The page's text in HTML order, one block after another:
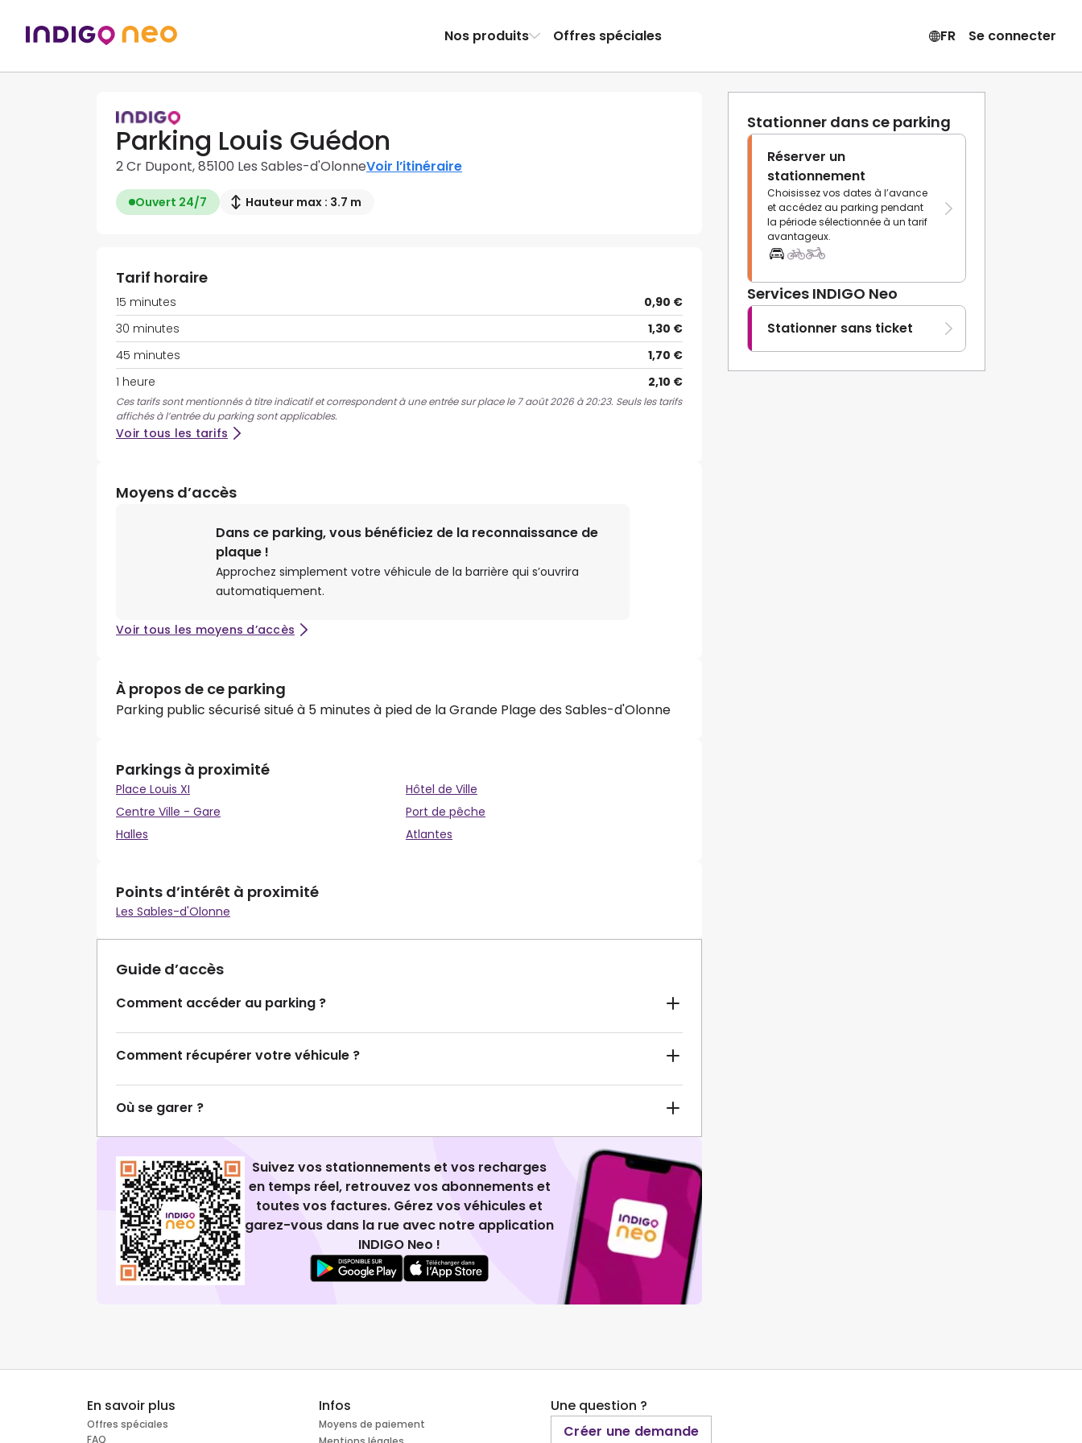
Nos produits Offres spéciales FR Se connecter
Parking Louis Guédon
2 Cr Dupont, 85100 Les Sables-d'OlonneVoir l’itinéraire
Ouvert 24/7 Hauteur max : 3.7 m
Stationner dans ce parking
Réserver un
stationnement
Choisissez vos dates à l’avance
et accédez au parking pendant
la période sélectionnée à un tarif
avantageux.
Services INDIGO Neo
Stationner sans ticket
Tarif horaire
15 minutes
0,90 €
30 minutes
1,30 €
45 minutes
1,70 €
1 heure
2,10 €
Ces tarifs sont mentionnés à titre indicatif et correspondent à une entrée sur place le 7 août 2026 à 20:23. Seuls les tarifs
affichés à l’entrée du parking sont applicables.
Voir tous les tarifs
Moyens d’accès
Dans ce parking, vous bénéficiez de la reconnaissance de
plaque !
Approchez simplement votre véhicule de la barrière qui s’ouvrira
automatiquement.
Voir tous les moyens d’accès
À propos de ce parking
Parking public sécurisé situé à 5 minutes à pied de la Grande Plage des Sables-d'Olonne
Parkings à proximité
Place Louis XI
Hôtel de Ville
Centre Ville - Gare
Port de pêche
Halles
Atlantes
Points d’intérêt à proximité
Les Sables-d'Olonne
Guide d’accès
Comment accéder au parking ?
Comment récupérer votre véhicule ?
Où se garer ?
Suivez vos stationnements et vos recharges
en temps réel, retrouvez vos abonnements et
toutes vos factures. Gérez vos véhicules et
garez-vous dans la rue avec notre application
INDIGO Neo !
En savoir plus
Offres spéciales
FAQ
Infos
Moyens de paiement
Une question ?
Créer une demande